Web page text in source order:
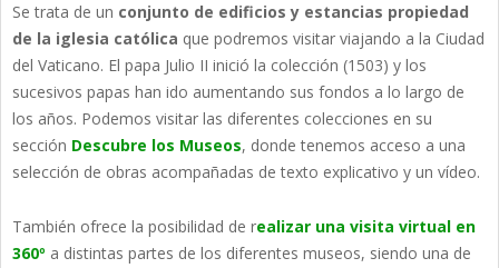
Se trata de un conjunto de edificios y estancias propiedad
de la iglesia católica que podremos visitar viajando a la Ciudad
del Vaticano. El papa Julio II inició la colección (1503) y los
sucesivos papas han ido aumentando sus fondos a lo largo de
los años. Podemos visitar las diferentes colecciones en su
sección Descubre los Museos, donde tenemos acceso a una
selección de obras acompañadas de texto explicativo y un vídeo.
También ofrece la posibilidad de realizar una visita virtual en
360º a distintas partes de los diferentes museos, siendo una de